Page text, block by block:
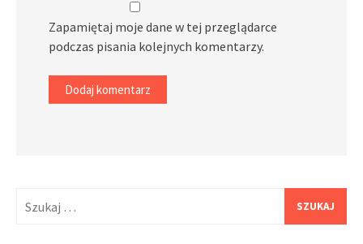
Zapamiętaj moje dane w tej przeglądarce
podczas pisania kolejnych komentarzy.